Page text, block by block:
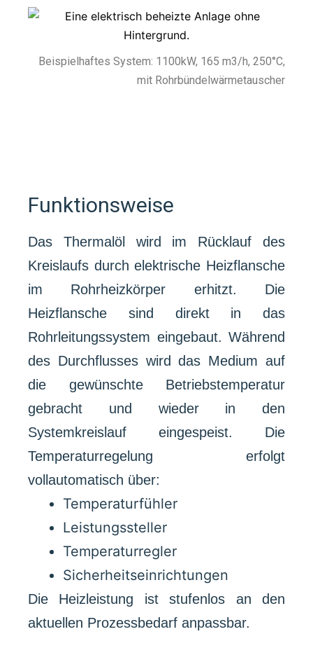
Beispielhaftes System: 1100kW, 165 m3/h, 250°C,
mit Rohrbündelwärmetauscher
Funktionsweise
Das Thermalöl wird im Rücklauf des
Kreislaufs durch elektrische Heizflansche
im Rohrheizkörper erhitzt. Die
Heizflansche sind direkt in das
Rohrleitungssystem eingebaut. Während
des Durchflusses wird das Medium auf
die gewünschte Betriebstemperatur
gebracht und wieder in den
Systemkreislauf eingespeist. Die
Temperaturregelung erfolgt
vollautomatisch über:
Temperaturfühler
Leistungssteller
Temperaturregler
Sicherheitseinrichtungen
Die Heizleistung ist stufenlos an den
aktuellen Prozessbedarf anpassbar.